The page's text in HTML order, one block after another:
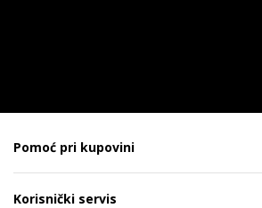
Pomoć pri kupovini
Korisnički servis